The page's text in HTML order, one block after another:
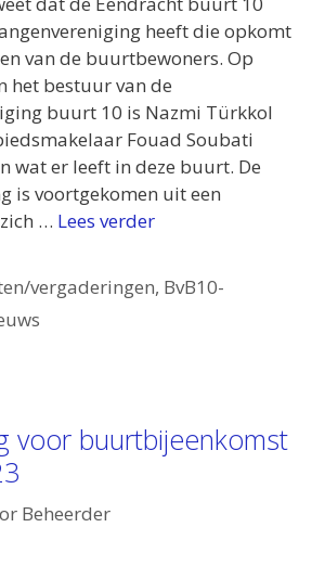
heeft die opkomt
van de buurtbewoners. Op
het bestuur van de
buurt 10 is Nazmi Türkkol
Fouad Soubati
wat er leeft in deze buurt. De
is voortgekomen uit een
… Lees verder
vergaderingen, BvB10-
voor buurtbijeenkomst
Beheerder